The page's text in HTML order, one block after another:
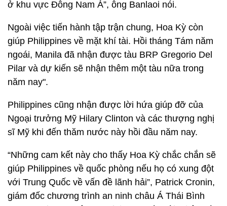
ở khu vực Đông Nam Á”, ông Banlaoi nói.
Ngoài việc tiến hành tập trận chung, Hoa Kỳ còn
giúp Philippines về mặt khí tài. Hồi tháng Tám năm
ngoái, Manila đã nhận được tàu BRP Gregorio Del
Pilar và dự kiến sẽ nhận thêm một tàu nữa trong
năm nay".
Philippines cũng nhận được lời hứa giúp đỡ của
Ngoại trưởng Mỹ Hilary Clinton và các thượng nghị
sĩ Mỹ khi đến thăm nước này hồi đầu năm nay.
“Những cam kết này cho thấy Hoa Kỳ chắc chắn sẽ
giúp Philippines về quốc phòng nếu họ có xung đột
với Trung Quốc về vấn đề lãnh hải”, Patrick Cronin,
giám đốc chương trình an ninh châu Á Thái Bình